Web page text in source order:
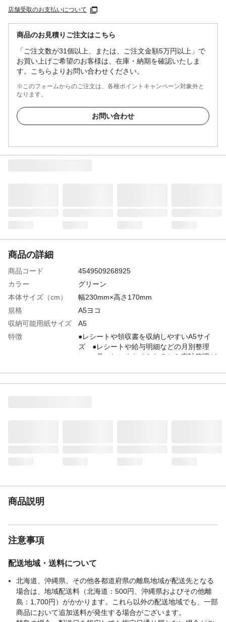
店舗受取のお支払いについて
商品のお見積りご注文はこちら
「ご注文数が31個以上、または、ご注文金額5万円以上」で
お買い上げご希望のお客様は、在庫・納期を確認いたしま
す。こちらよりお問い合わせください。
※このフォームからのご注文は、各種ポイントキャンペーン対象外と
なります。
お問い合わせ
商品の詳細
商品コード
4549509268925
カラー
グリーン
本体サイズ（cm）
幅230mm×高さ170mm
規格
A5ヨコ
収納可能用紙サイズ
A5
特徴
●レシートや領収書を収納しやすいA5サイ
ズ ●レシートや給与明細などの月別整理
に ●月ごとにまとめられるから家計管理が
商品説明
注意事項
配送地域・送料について
北海道、沖縄県、その他各都道府県の離島地域が配送先となる
場合は、地域配送料（北海道：500円、沖縄県およびその他離
島：1,700円）がかかります。これら以外の配送地域でも、一部
商品において追加送料が発生する場合がございます。